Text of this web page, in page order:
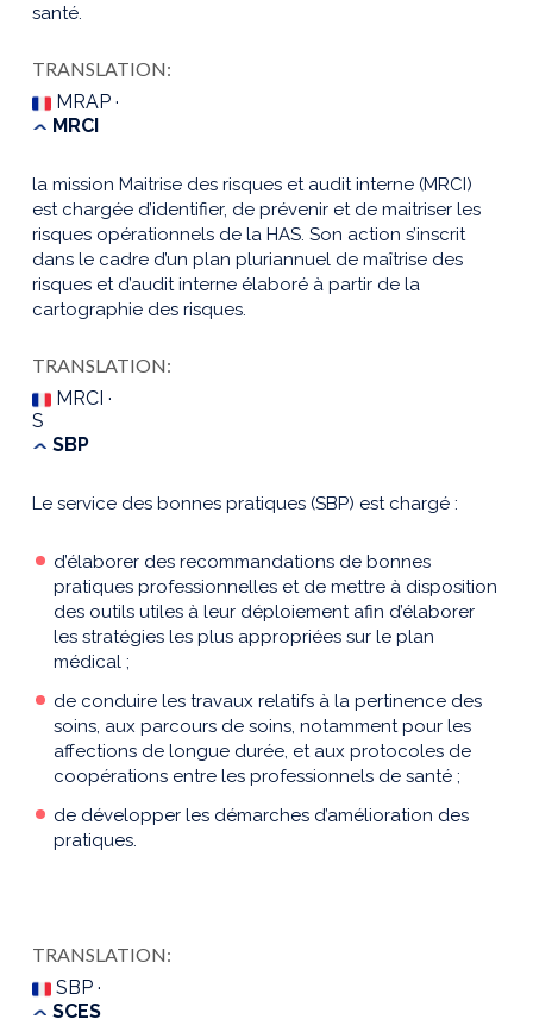
santé.
TRANSLATION:
MRAP ·
MRCI
la mission Maitrise des risques et audit interne (MRCI)
est chargée d’identifier, de prévenir et de maitriser les
risques opérationnels de la HAS. Son action s’inscrit
dans le cadre d’un plan pluriannuel de maîtrise des
risques et d’audit interne élaboré à partir de la
cartographie des risques.
TRANSLATION:
MRCI ·
S
SBP
Le service des bonnes pratiques (SBP) est chargé :
d’élaborer des recommandations de bonnes
pratiques professionnelles et de mettre à disposition
des outils utiles à leur déploiement afin d’élaborer
les stratégies les plus appropriées sur le plan
médical ;
de conduire les travaux relatifs à la pertinence des
soins, aux parcours de soins, notamment pour les
affections de longue durée, et aux protocoles de
coopérations entre les professionnels de santé ;
de développer les démarches d’amélioration des
pratiques.
TRANSLATION:
SBP ·
SCES